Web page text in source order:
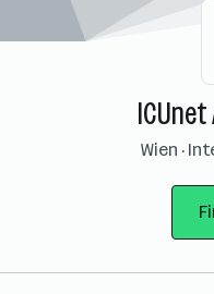
Wien ·